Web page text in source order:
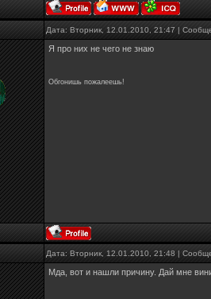
Дата: Вторник, 12.01.2010, 21:47 |
Я про них не чего не знаю
Обгонишь пожалеешь!
Дата: Вторник, 12.01.2010, 21:48 |
Мда, вот и нашли причину. Дай мне